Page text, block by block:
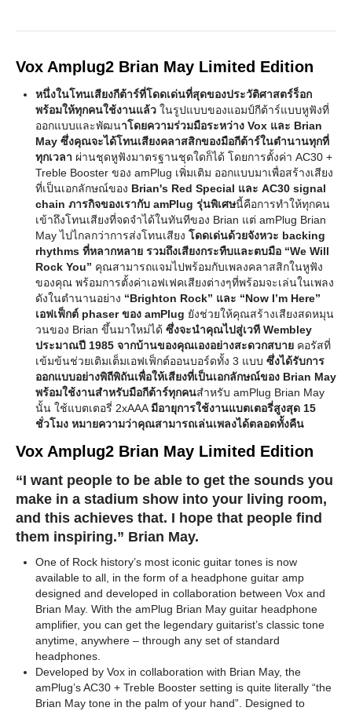
Vox Amplug2 Brian May Limited Edition
หนึ่งในโทนเสียงกีต้าร์ที่โดดเด่นที่สุดของประวัติศาสตร์ร็อก
พร้อมให้ทุกคนใช้งานแล้ว ในรูปแบบของแอมป์กีต้าร์แบบหูฟังที่
ออกแบบและพัฒนาโดยความร่วมมือระหว่าง Vox และ Brian
May ซึ่งคุณจะได้โทนเสียงคลาสสิกของมือกีต้าร์ในตำนานทุกที่
ทุกเวลา ผ่านชุดหูฟังมาตรฐานชุดใดก็ได้ โดยการตั้งค่า AC30 +
Treble Booster ของ amPlug เพิ่มเติม ออกแบบมาเพื่อสร้างเสียง
ที่เป็นเอกลักษณ์ของ Brian's Red Special และ AC30 signal
chain ภารกิจของเรากับ amPlug รุ่นพิเศษนี้คือการทำให้ทุกคน
เข้าถึงโทนเสียงที่จดจำได้ในทันทีของ Brian แต่ amPlug Brian
May ไปไกลกว่าการส่งโทนเสียง โดดเด่นด้วยจังหวะ backing
rhythms ที่หลากหลาย รวมถึงเสียงกระทืบและตบมือ “We Will
Rock You” คุณสามารถแจมไปพร้อมกับเพลงคลาสสิกในหูฟัง
ของคุณ พร้อมการตั้งค่าเอฟเฟคเสียงต่างๆที่พร้อมจะเล่นในเพลง
ดังในตำนานอย่าง “Brighton Rock” และ “Now I’m Here”
เอฟเฟ็กต์ phaser ของ amPlug ยังช่วยให้คุณสร้างเสียงสดหมุน
วนของ Brian ขึ้นมาใหม่ได้ ซึ่งจะนำคุณไปสู่เวที Wembley
ประมาณปี 1985 จากบ้านของคุณเองอย่างสะดวกสบาย คอรัสที่
เข้มข้นช่วยเติมเต็มเอฟเฟ็กต์ออนบอร์ดทั้ง 3 แบบ ซึ่งได้รับการ
ออกแบบอย่างพิถีพิถันเพื่อให้เสียงที่เป็นเอกลักษณ์ของ Brian May
พร้อมใช้งานสำหรับมือกีต้าร์ทุกคนสำหรับ amPlug Brian May
นั้น ใช้แบตเตอรี่ 2xAAA มีอายุการใช้งานแบตเตอรี่สูงสุด 15
ชั่วโมง หมายความว่าคุณสามารถเล่นเพลงได้ตลอดทั้งคืน
Vox Amplug2 Brian May Limited Edition
“I want people to be able to get the sounds you
make in a stadium show into your living room,
and this achieves that. I hope that people find
them inspiring.” Brian May.
One of Rock history’s most iconic guitar tones is now
available to all, in the form of a headphone guitar amp
designed and developed in collaboration between Vox and
Brian May. With the amPlug Brian May guitar headphone
amplifier, you can get the legendary guitarist’s classic tone
anytime, anywhere – through any set of standard
headphones.
Developed by Vox in collaboration with Brian May, the
amPlug’s AC30 + Treble Booster setting is quite literally “the
Brian May tone in the palm of your hand”. Designed to